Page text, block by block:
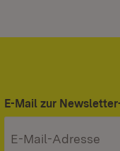
E-Mail zur